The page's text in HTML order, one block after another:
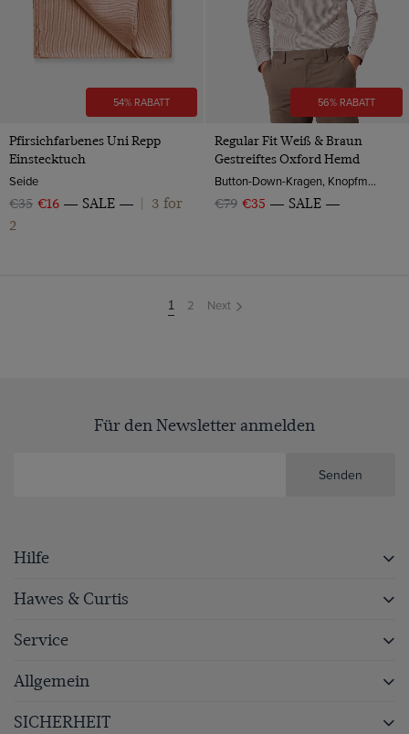
54% RABATT
Pfirsichfarbenes Uni Repp
Einstecktuch
Seide
€35 €16 SALE
3 for
2
56% RABATT
Regular Fit Weiß & Braun
Gestreiftes Oxford Hemd
Button-Down-Kragen, Knopfmanschette, 2-ply 100s Baumwolle
€79 €35 SALE
You're
on
1 2 Next
Für den Newsletter anmelden
Senden
Hilfe
Hawes & Curtis
Service
Allgemein
SICHERHEIT